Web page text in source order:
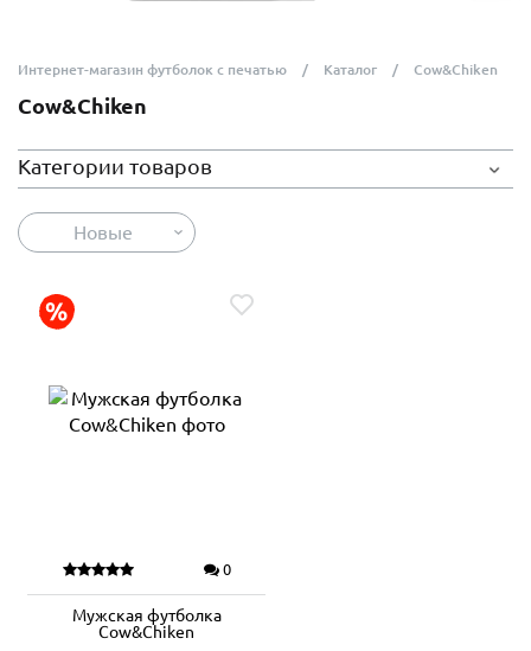
Интернет-магазин футболок с печатью Каталог Cow&Chiken
Cow&Chiken
Категории товаров
Новые
0
Мужская футболка
Cow&Chiken